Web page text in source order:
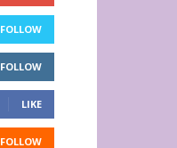
FOLLOW
FOLLOW
LIKE
FOLLOW